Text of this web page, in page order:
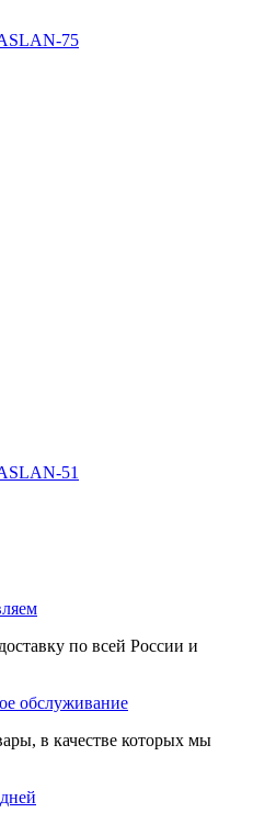
75
51
по всей России и
обслуживание
в качестве которых мы